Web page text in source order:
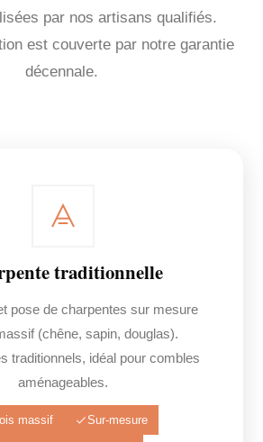
par nos artisans qualifiés.
est couverte par notre garantie
décennale.
traditionnelle
pose de charpentes sur mesure
(chêne, sapin, douglas).
traditionnels, idéal pour combles
aménageables.
massif Sur-mesure